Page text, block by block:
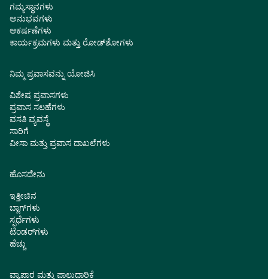
ಗಮ್ಯಸ್ಥಾನಗಳು
ಅನುಭವಗಳು
ಆಕರ್ಷಣೆಗಳು
ಕಾರ್ಯಕ್ರಮಗಳು ಮತ್ತು ರೋಡ್‌ಶೋಗಳು
ನಿಮ್ಮ ಪ್ರವಾಸವನ್ನು ಯೋಜಿಸಿ
ವಿಶೇಷ ಪ್ರವಾಸಗಳು
ಪ್ರವಾಸ ಸಲಹೆಗಳು
ವಸತಿ ವ್ಯವಸ್ಥೆ
ಸಾರಿಗೆ
ವೀಸಾ ಮತ್ತು ಪ್ರವಾಸ ದಾಖಲೆಗಳು
ಹೊಸದೇನು
ಇತ್ತೀಚಿನ
ಬ್ಲಾಗ್‌ಗಳು
ಸ್ಪರ್ಧೆಗಳು
ಟೆಂಡರ್‌ಗಳು
ಹೆಚ್ಚು
ವ್ಯಾಪಾರ ಮತ್ತು ಪಾಲುದಾರಿಕೆ